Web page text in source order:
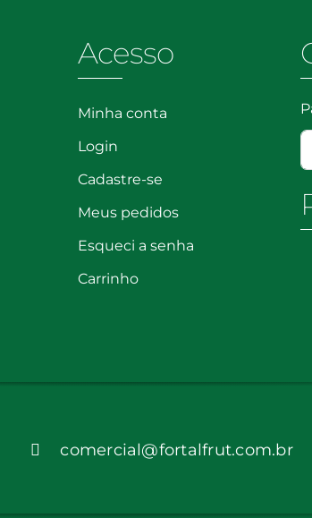
Acesso
Minha conta
Login
Cadastre-se
Meus pedidos
Esqueci a senha
Carrinho
comercial@fortalfrut.com.br